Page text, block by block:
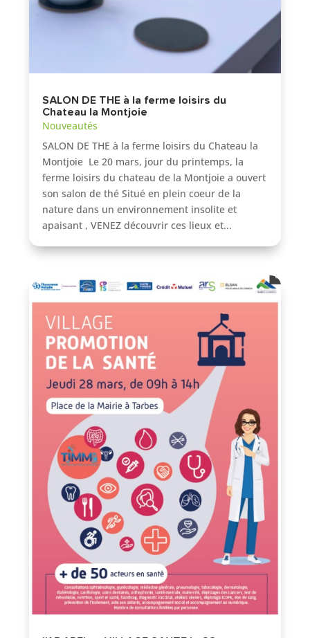
SALON DE THE à la ferme loisirs du
Chateau la Montjoie
Nouveautés
SALON DE THE à la ferme loisirs du Chateau la
Montjoie Le 20 mars, jour du printemps, la
ferme loisirs du chateau de la Montjoie a ouvert
son salon de thé Situé en plein coeur de la
nature dans un environnement insolite et
apaisant , VENEZ découvrir ces lieux et...